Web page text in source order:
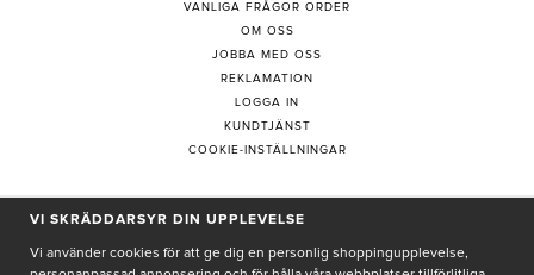
VANLIGA FRÅGOR ORDER
OM OSS
JOBBA MED OSS
REKLAMATION
LOGGA IN
KUNDTJÄNST
COOKIE-INSTÄLLNINGAR
PRENUMERERA PÅ NYHETSBREV
VI SKRÄDDARSYR DIN UPPLEVELSE
Vi använder cookies för att ge dig en personlig shoppingupplevelse,